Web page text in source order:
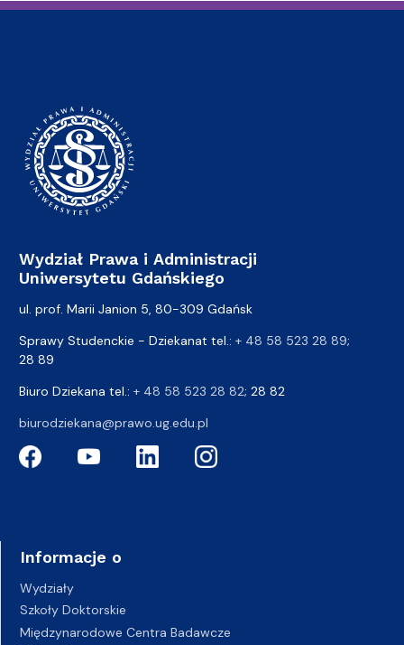
Wydział Prawa i Administracji
Uniwersytetu Gdańskiego
ul. prof. Marii Janion 5, 80-309 Gdańsk
Sprawy Studenckie - Dziekanat tel.: + 48 58 523 28 89;
28 89
Biuro Dziekana tel.: + 48 58 523 28 82; 28 82
biurodziekana@prawo.ug.edu.pl
Informacje o
Wydziały
Szkoły Doktorskie
Międzynarodowe Centra Badawcze